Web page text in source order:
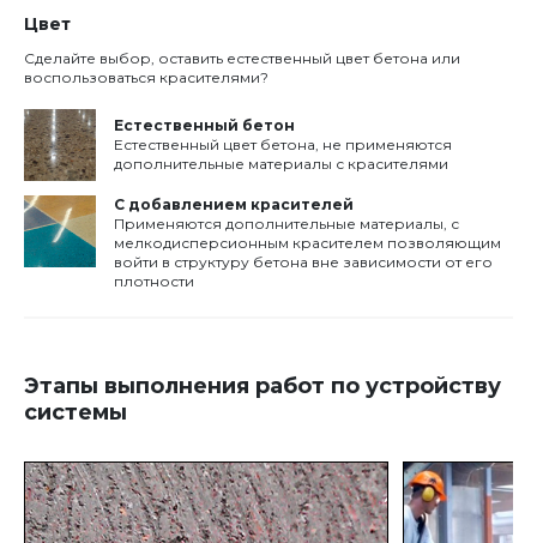
Цвет
Сделайте выбор, оставить естественный цвет бетона или
воспользоваться красителями?
Естественный бетон
Естественный цвет бетона, не применяются
дополнительные материалы с красителями
С добавлением красителей
Применяются дополнительные материалы, с
мелкодисперсионным красителем позволяющим
войти в структуру бетона вне зависимости от его
плотности
Этапы выполнения работ по устройству
системы